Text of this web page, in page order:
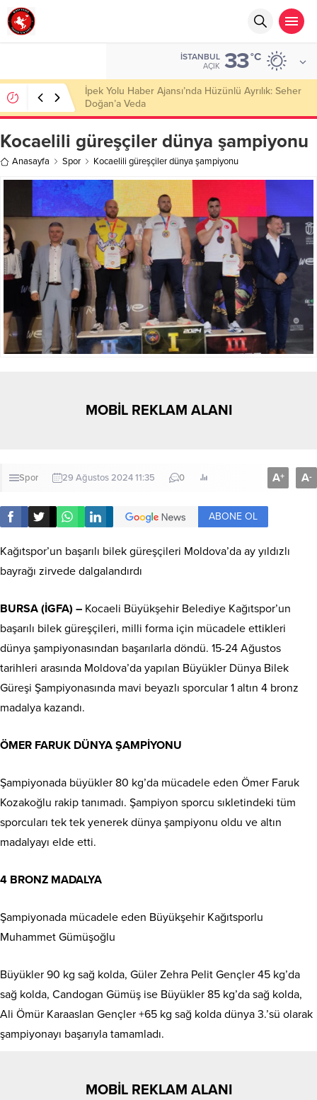
İSTANBUL
AÇIK 33°C
Başkan Nihat Öztürk, Şanahan’da Hacı Eryaman’a
Misafir Oldu
Kocaelili güreşçiler dünya şampiyonu
Anasayfa Spor Kocaelili güreşçiler dünya şampiyonu
MOBİL REKLAM ALANI
Spor 29 Ağustos 2024 11:35 0 A+ A-
ABONE OL
Kağıtspor’un başarılı bilek güreşçileri Moldova’da ay yıldızlı
bayrağı zirvede dalgalandırdı
BURSA (İGFA) – Kocaeli Büyükşehir Belediye Kağıtspor’un
başarılı bilek güreşçileri, milli forma için mücadele ettikleri
dünya şampiyonasından başarılarla döndü. 15-24 Ağustos
tarihleri arasında Moldova’da yapılan Büyükler Dünya Bilek
Güreşi Şampiyonasında mavi beyazlı sporcular 1 altın 4 bronz
madalya kazandı.
ÖMER FARUK DÜNYA ŞAMPİYONU
Şampiyonada büyükler 80 kg’da mücadele eden Ömer Faruk
Kozakoğlu rakip tanımadı. Şampiyon sporcu sıkletindeki tüm
sporcuları tek tek yenerek dünya şampiyonu oldu ve altın
madalyayı elde etti.
4 BRONZ MADALYA
Şampiyonada mücadele eden Büyükşehir Kağıtsporlu
Muhammet Gümüşoğlu
Büyükler 90 kg sağ kolda, Güler Zehra Pelit Gençler 45 kg’da
sağ kolda, Candogan Gümüş ise Büyükler 85 kg’da sağ kolda,
Ali Ömür Karaaslan Gençler +65 kg sağ kolda dünya 3.’sü olarak
şampiyonayı başarıyla tamamladı.
MOBİL REKLAM ALANI